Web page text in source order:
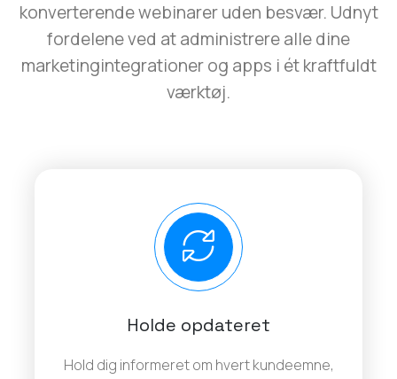
konverterende webinarer uden besvær. Udnyt
fordelene ved at administrere alle dine
marketingintegrationer og apps i ét kraftfuldt
værktøj.
Holde opdateret
Hold dig informeret om hvert kundeemne,